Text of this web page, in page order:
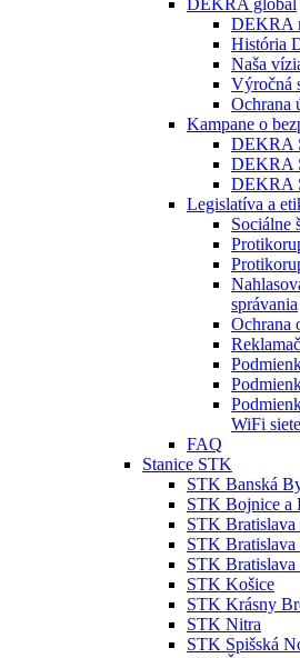
DEKRA global
DEKRA
História
Naša
Výročná
Ochrana
Kampane o
DEKRA
DEKRA
DEKRA
Legislatíva a
Sociálne
správania
Ochrana
WiFi siete
FAQ
Stanice STK
STK Banská
STK Bojnice a
STK Bratislava
STK Bratislava
STK Bratislava
STK Košice
STK Krásny
STK Nitra
STK Spišská